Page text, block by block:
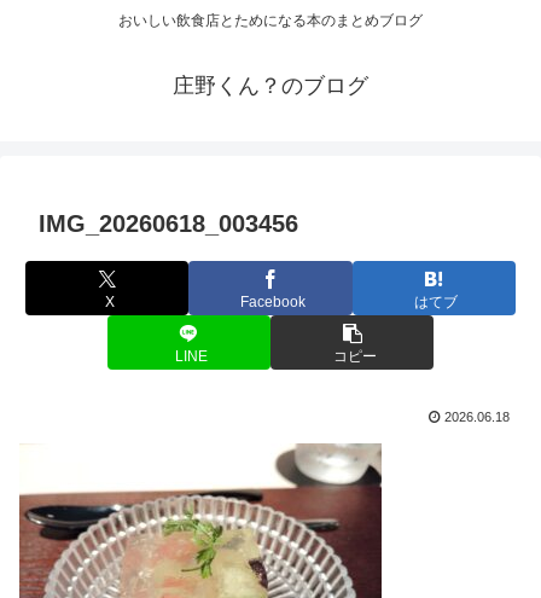
おいしい飲食店とためになる本のまとめブログ
庄野くん？のブログ
IMG_20260618_003456
X Facebook はてブ
LINE コピー
2026.06.18